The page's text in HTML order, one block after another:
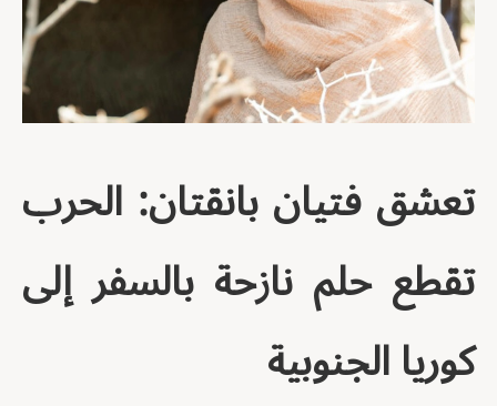
تعشق فتيان بانقتان: الحرب
تقطع حلم نازحة بالسفر إلى
كوريا الجنوبية